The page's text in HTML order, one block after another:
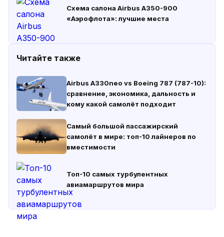
Схема салона Airbus A350-900
«Аэрофлота»: лучшие места
Читайте также
Airbus A330neo vs Boeing 787 (787-10):
сравнение, экономика, дальность и
кому какой самолёт подходит
Самый большой пассажирский
самолёт в мире: топ-10 лайнеров по
вместимости
Топ-10 самых турбулентных
авиамаршрутов мира